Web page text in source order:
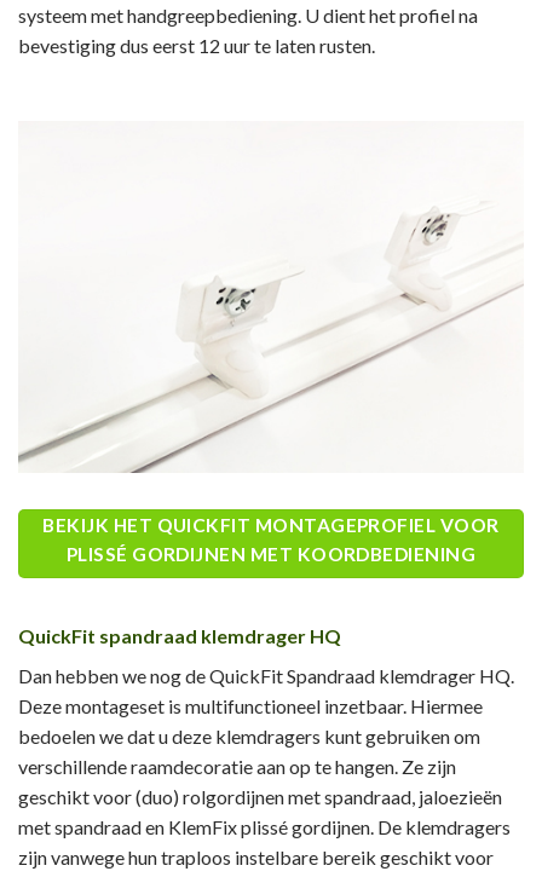
systeem met handgreepbediening. U dient het profiel na
bevestiging dus eerst 12 uur te laten rusten.
BEKIJK HET QUICKFIT MONTAGEPROFIEL VOOR
PLISSÉ GORDIJNEN MET KOORDBEDIENING
QuickFit spandraad klemdrager HQ
Dan hebben we nog de QuickFit Spandraad klemdrager HQ.
Deze montageset is multifunctioneel inzetbaar. Hiermee
bedoelen we dat u deze klemdragers kunt gebruiken om
verschillende raamdecoratie aan op te hangen. Ze zijn
geschikt voor (duo) rolgordijnen met spandraad, jaloezieën
met spandraad en KlemFix plissé gordijnen. De klemdragers
zijn vanwege hun traploos instelbare bereik geschikt voor